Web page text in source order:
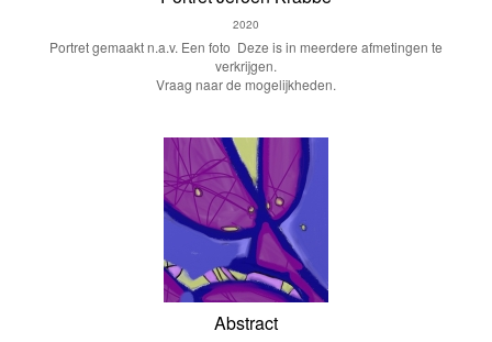
2020
Portret gemaakt n.a.v. Een foto Deze is in meerdere afmetingen te
verkrijgen.
Vraag naar de mogelijkheden.
Abstract